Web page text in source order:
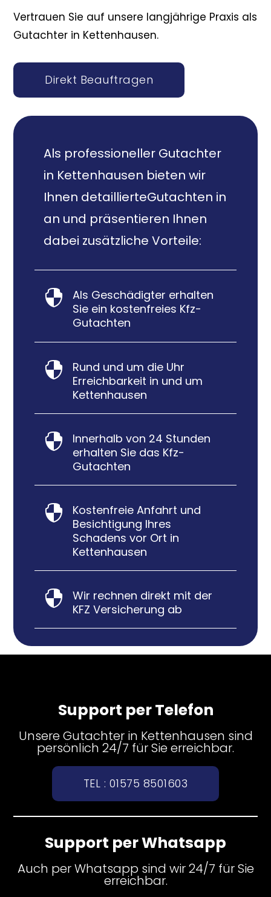
Vertrauen Sie auf unsere langjährige Praxis als
Gutachter in Kettenhausen.
Direkt Beauftragen
Als professioneller Gutachter
in Kettenhausen bieten wir
Ihnen detaillierteGutachten in
an und präsentieren Ihnen
dabei zusätzliche Vorteile:

Als Geschädigter erhalten
Sie ein kostenfreies Kfz-
Gutachten

Rund und um die Uhr
Erreichbarkeit in und um
Kettenhausen

Innerhalb von 24 Stunden
erhalten Sie das Kfz-
Gutachten

Kostenfreie Anfahrt und
Besichtigung Ihres
Schadens vor Ort in
Kettenhausen

Wir rechnen direkt mit der
KFZ Versicherung ab
Support per Telefon
Unsere Gutachter in Kettenhausen sind
persönlich 24/7 für Sie erreichbar.
TEL : 01575 8501603
Support per Whatsapp
Auch per Whatsapp sind wir 24/7 für Sie
erreichbar.